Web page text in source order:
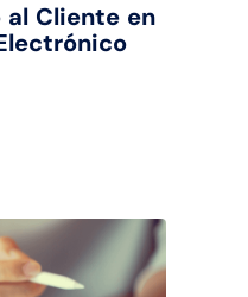
al Cliente en